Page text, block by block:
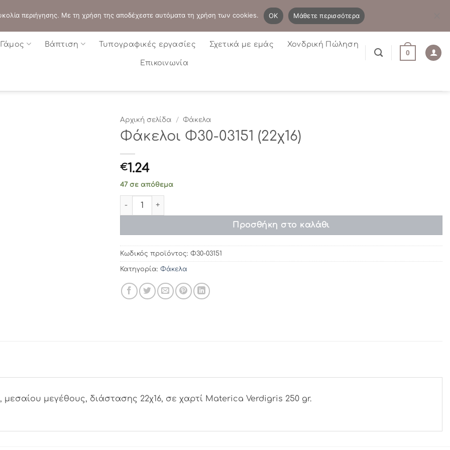
Η λίστα μου Newsletter
Γάμος Βάπτιση Τυπογραφικές εργασίες Σχετικά με εμάς Χονδρική Πώληση
Επικοινωνία
0
Αρχική σελίδα / Φάκελα
Φάκελοι Φ30-03151 (22χ16)
€1.24
47 σε απόθεμα
Φάκελοι Φ30-03151 (22χ16) ποσότητα
Προσθήκη στο καλάθι
Κωδικός προϊόντος: Φ30-03151
Κατηγορία: Φάκελα
μεγέθους, διάστασης 22χ16, σε χαρτί Materica Verdigris 250 gr.
περιήγησης. Με τη χρήση της αποδέχεστε αυτόματα τη χρήση των cookies. OK Μάθετε περισσότερα